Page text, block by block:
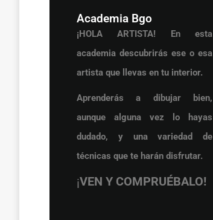
Academia Bgo
¡HOLA ARTISTA! En esta
academia descubrirás ese o esa
artista que llevas en tu interior.
Aprenderás a dibujar bien,
aunque alguna vez lo hayas
dudado, y una variedad de
técnicas que te harán disfrutar.
¡VEN Y COMPRUÉBALO!